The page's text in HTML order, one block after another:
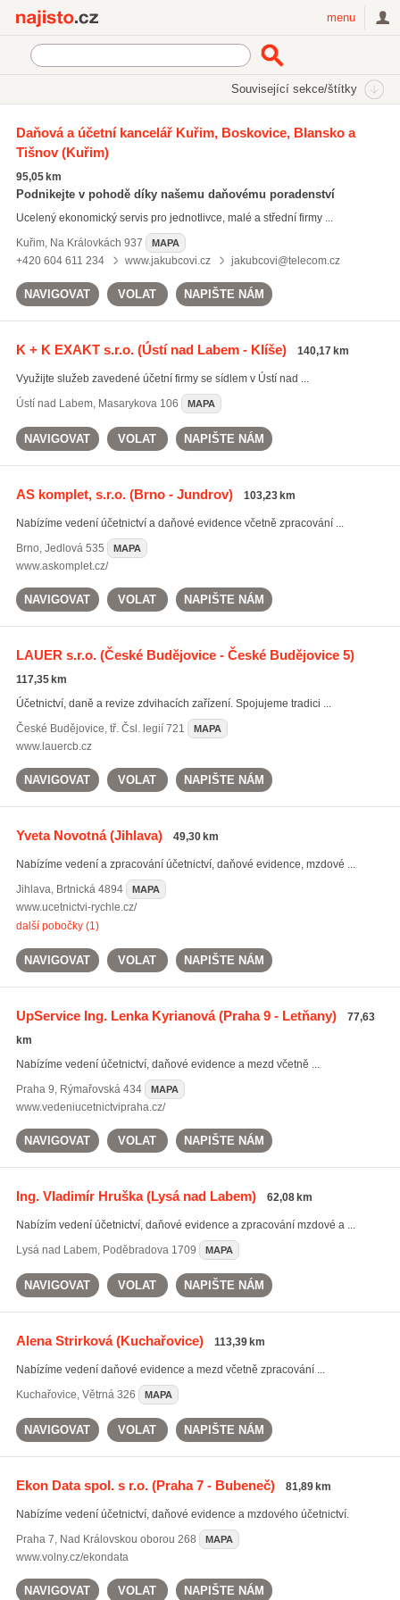
menu
Související sekce/štítky
Daňová a účetní kancelář Kuřim, Boskovice, Blansko a
Tišnov(Kuřim)
95,05 km
Podnikejte v pohodě díky našemu daňovému poradenství
Ucelený ekonomický servis pro jednotlivce, malé a střední firmy ...
Kuřim, Na Královkách 937 MAPA
+420 604 611 234 www.jakubcovi.cz jakubcovi@telecom.cz
NAVIGOVAT VOLAT NAPIŠTE NÁM
K + K EXAKT s.r.o.(Ústí nad Labem - Klíše) 140,17 km
Využijte služeb zavedené účetní firmy se sídlem v Ústí nad ...
Ústí nad Labem, Masarykova 106 MAPA
NAVIGOVAT VOLAT NAPIŠTE NÁM
AS komplet, s.r.o.(Brno - Jundrov) 103,23 km
Nabízíme vedení účetnictví a daňové evidence včetně zpracování ...
Brno, Jedlová 535 MAPA
www.askomplet.cz/
NAVIGOVAT VOLAT NAPIŠTE NÁM
LAUER s.r.o.(České Budějovice - České Budějovice 5)
117,35 km
Účetnictví, daně a revize zdvihacích zařízení. Spojujeme tradici ...
České Budějovice, tř. Čsl. legií 721 MAPA
www.lauercb.cz
NAVIGOVAT VOLAT NAPIŠTE NÁM
Yveta Novotná(Jihlava) 49,30 km
Nabízíme vedení a zpracování účetnictví, daňové evidence, mzdové ...
Jihlava, Brtnická 4894 MAPA
www.ucetnictvi-rychle.cz/
další pobočky (1)
NAVIGOVAT VOLAT NAPIŠTE NÁM
UpService Ing. Lenka Kyrianová(Praha 9 - Letňany)
77,63
km
Nabízíme vedení účetnictví, daňové evidence a mezd včetně ...
Praha 9, Rýmařovská 434 MAPA
www.vedeniucetnictvipraha.cz/
NAVIGOVAT VOLAT NAPIŠTE NÁM
Ing. Vladimír Hruška(Lysá nad Labem) 62,08 km
Nabízím vedení účetnictví, daňové evidence a zpracování mzdové a ...
Lysá nad Labem, Poděbradova 1709 MAPA
NAVIGOVAT VOLAT NAPIŠTE NÁM
Alena Strirková(Kuchařovice) 113,39 km
Nabízíme vedení daňové evidence a mezd včetně zpracování ...
Kuchařovice, Větrná 326 MAPA
NAVIGOVAT VOLAT NAPIŠTE NÁM
Ekon Data spol. s r.o.(Praha 7 - Bubeneč) 81,89 km
Nabízíme vedení účetnictví, daňové evidence a mzdového účetnictví.
Praha 7, Nad Královskou oborou 268 MAPA
www.volny.cz/ekondata
NAVIGOVAT VOLAT NAPIŠTE NÁM